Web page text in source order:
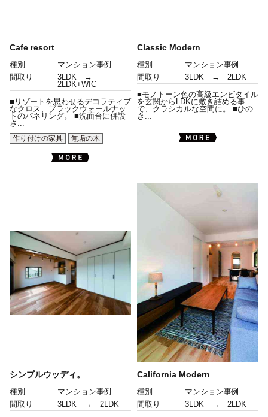
Cafe resort
種別
マンション事例
間取り
3LDK →
2LDK+WIC
■リゾートを思わせるデコラティブ
なクロス、ブラックウォールナッ
トのパネリング。 ■洗面台に併設
さ...
作り付けの家具
無垢の木
Classic Modern
種別
マンション事例
間取り
3LDK → 2LDK
■モノトーン色の高級エンビタイル
を玄関からLDKに敷き詰める事
で、クラシカルな空間に。 ■ひの
き...
シンプルウッディ。
種別
マンション事例
間取り
3LDK → 2LDK
California Modern
種別
マンション事例
間取り
3LDK → 2LDK